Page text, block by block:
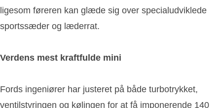
ligesom føreren kan glæde sig over specialudviklede
sportssæder og læderrat.
Verdens mest kraftfulde mini
Fords ingeniører har justeret på både turbotrykket,
ventilstyringen og kølingen for at få imponerende 140